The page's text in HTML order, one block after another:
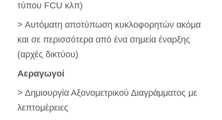
τύπου FCU κλπ)
> Αυτόματη αποτύπωση κυκλοφορητών ακόμα
και σε περισσότερα από ένα σημεία έναρξης
(αρχές δικτύου)
Αεραγωγοί
> Δημιουργία Αξονομετρικού Διαγράμματος με
λεπτομέρειες